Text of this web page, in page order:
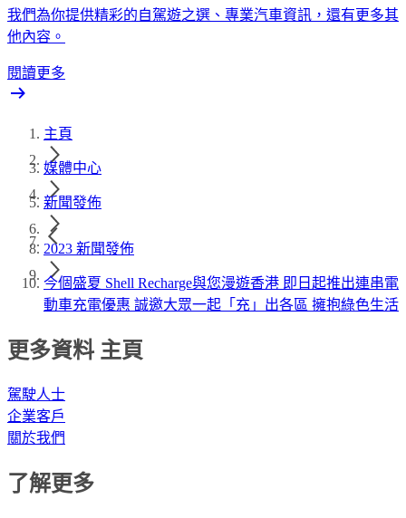
我們為你提供精彩的自駕遊之選、專業汽車資訊，還有更多其
他內容。
閱讀更多
主頁
媒體中心
新聞發佈
2023 新聞發佈
今個盛夏 Shell Recharge與您漫遊香港 即日起推出連串電
動車充電優惠 誠邀大眾一起「充」出各區 擁抱綠色生活
更多資料 主頁
駕駛人士
企業客戶
關於我們
了解更多